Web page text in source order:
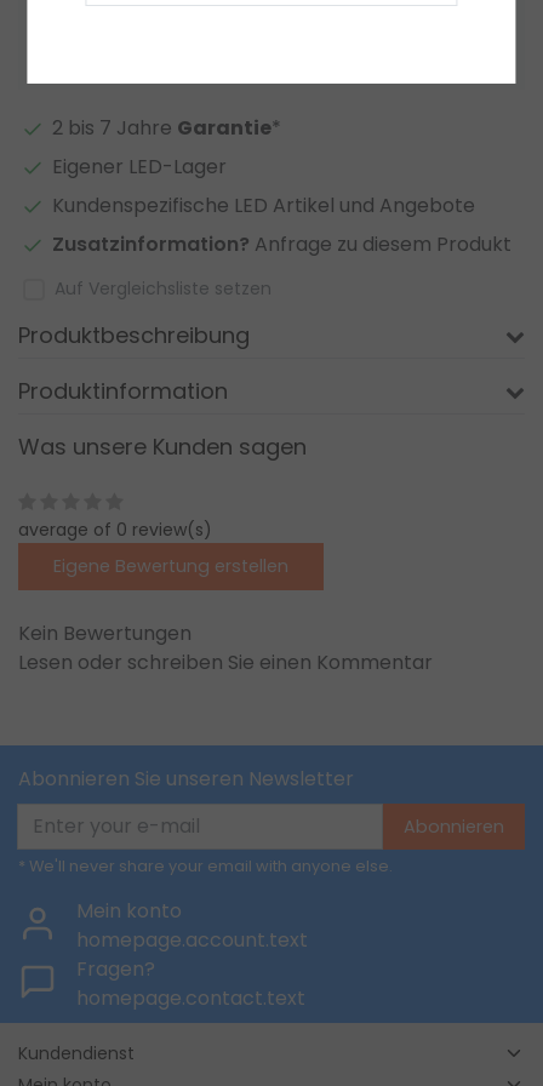
2 bis 7 Jahre Garantie*
Eigener LED-Lager
Kundenspezifische LED Artikel und Angebote
Zusatzinformation? Anfrage zu diesem Produkt
Auf Vergleichsliste setzen
Produktbeschreibung
Produktinformation
Was unsere Kunden sagen
average of 0 review(s)
Eigene Bewertung erstellen
Kein Bewertungen
Lesen oder schreiben Sie einen Kommentar
Abonnieren Sie unseren Newsletter
Abonnieren
* We'll never share your email with anyone else.
Mein konto
homepage.account.text
Fragen?
homepage.contact.text
Kundendienst